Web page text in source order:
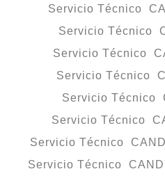
Servicio Técnico
Servicio Técnico
Servicio Técnico
Servicio Técnico
Servicio Técnico
Servicio Técnico
Servicio Técnico
Servicio Técnico